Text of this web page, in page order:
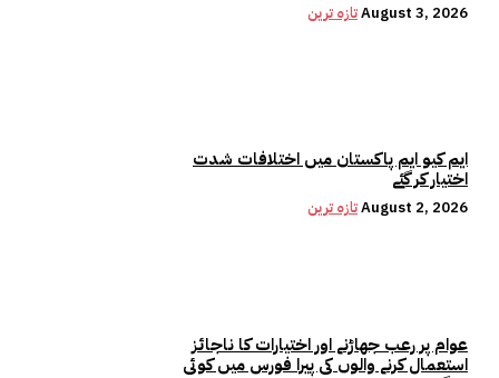
تازہ ترینAugust 3, 2026
ایم کیو ایم پاکستان میں اختلافات شدت
اختیار کر گئے
تازہ ترینAugust 2, 2026
عوام پر رعب جھاڑنے اور اختیارات کا ناجائز
استعمال کرنے والوں کی پیرا فورس میں کوئی